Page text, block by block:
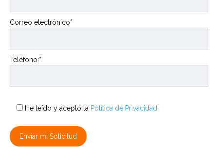
Correo electrónico*
Teléfono:*
He leído y acepto la Política de Privacidad